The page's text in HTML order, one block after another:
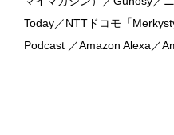
Today／NTTドコモ「
Podcast ／Amazon Alexa／